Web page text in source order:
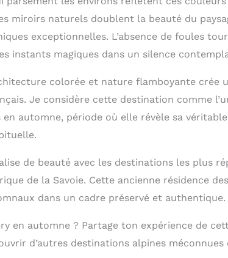
miroirs naturels doublent la beauté du
exceptionnelles. L’absence de foules
instants magiques dans un silence
colorée et nature flamboyante crée
Je considère cette destination comme
en automne, période où elle révèle sa
de beauté avec les destinations les plus
de la Savoie. Cette ancienne résidence
dans un cadre préservé et authentique.
en automne ? Partage ton expérience de
d’autres destinations alpines